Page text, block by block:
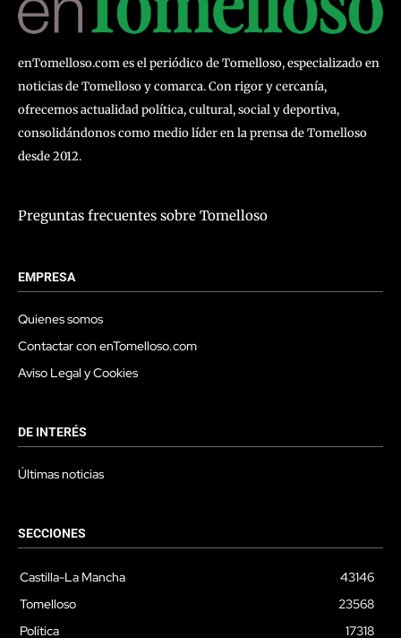
enTomelloso.com es el periódico de Tomelloso, especializado en
noticias de Tomelloso y comarca. Con rigor y cercanía,
ofrecemos actualidad política, cultural, social y deportiva,
consolidándonos como medio líder en la prensa de Tomelloso
desde 2012.
Preguntas frecuentes sobre Tomelloso
EMPRESA
Quienes somos
Contactar con enTomelloso.com
Aviso Legal y Cookies
DE INTERÉS
Últimas noticias
SECCIONES
Castilla-La Mancha
43146
Tomelloso
23568
Política
17318